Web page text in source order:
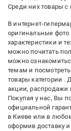
Среди них товары
В интернет-
оригинальные фото
характеристики и
можно почитать
можно
темам и
товары категории .
акции, распродажи
Покупая у нас, Вы
официальной
в Киеве или в
оформив доставку